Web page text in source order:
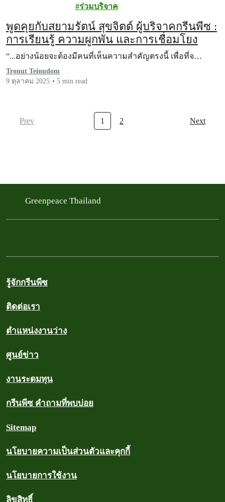
ร่วมบริจาค
พูดคุยกับสยามรัตน์ สุขจิตต์ ผู้บริจาคกรีนพีซ :
การเรียนรู้ ความผูกพัน และการเชื่อมโยง
“...อย่างน้อยจะต้องมีคนที่เห็นความสำคัญตรงนี้ เพื่อที่จ…
Tronut Teinudom
9 ตุลาคม 2025
5 min read
Prev 1 2 Next
Greenpeace Thailand
รู้จักกรีนพีซ
ติดต่อเรา
ตำแหน่งงานว่าง
ศูนย์ข่าว
งานระดมทุน
กรีนพีซ คำถามที่พบบ่อย
Sitemap
นโยบายความเป็นส่วนตัวและคุกกี้
นโยบายการใช้งาน
ลิขสิทธิ์